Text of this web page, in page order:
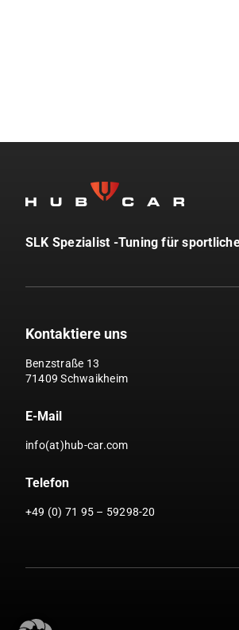
SLK Spezialist -Tuning für
Kontaktiere uns
Benzstraße 13
71409 Schwaikheim
E-Mail
info(at)hub-car.com
Telefon
+49 (0) 71 95 – 59298-20